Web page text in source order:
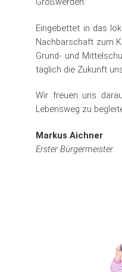
Eingebettet in das
Nachbarschaft zum
Grund- und
täglich die Zukunft
Wir freuen uns
Lebensweg zu
Markus Aichner
Erster Bürgermeister